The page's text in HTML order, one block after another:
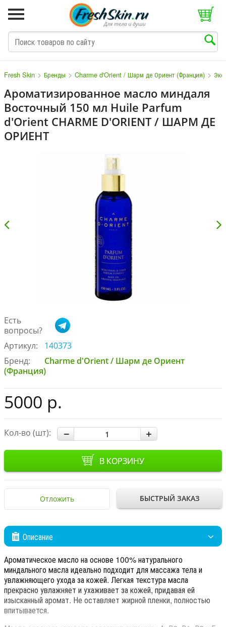
Fresh Skin > Бренды > Charme d'Orient / Шарм де Ориент (Франция) >
Ароматизированное масло миндаля
Восточный 150 мл Huile Parfum
d'Orient CHARME D'ORIENT / ШАРМ ДЕ
ОРИЕНТ
Есть
вопросы?
Артикул:
140373
Бренд:
Charme d'Orient / Шарм де Ориент
(Франция)
5000 р.
Кол-во (шт):
В КОРЗИНУ
Отложить БЫСТРЫЙ ЗАКАЗ
Описание
Ароматическое масло на основе 100% натурального
миндального масла идеально подходит для массажа тела и
увлажняющего ухода за кожей. Легкая текстура масла
прекрасно увлажняет и ухаживает за кожей, придавая ей
изысканный аромат. Не оставляет жирной пленки, полностью
впитывается.
M N O P Q S T V W